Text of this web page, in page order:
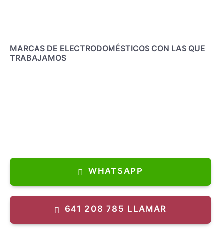
MARCAS DE ELECTRODOMÉSTICOS CON LAS QUE
TRABAJAMOS
AEG
WHATSAPP
641 208 785 LLAMAR